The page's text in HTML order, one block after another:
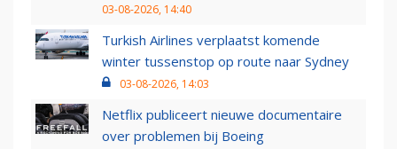
03-08-2026, 14:40
Turkish Airlines verplaatst komende
winter tussenstop op route naar Sydney
03-08-2026, 14:03
Netflix publiceert nieuwe documentaire
over problemen bij Boeing